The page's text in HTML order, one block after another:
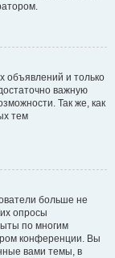
объявлений и только
важную
Так же, как
тем
больше не
опросы
по многим
конференции. Вы
вами темы, в